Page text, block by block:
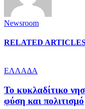
Newsroom
RELATED
ΕΛΛΑΔΑ
Το κυκλαδίτικο
φύση και πολιτισμό